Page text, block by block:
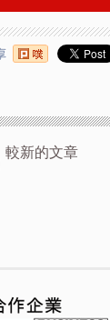
較新的文章